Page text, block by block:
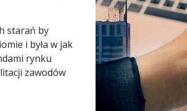
starań by
i była w jak
rynku
zawodów